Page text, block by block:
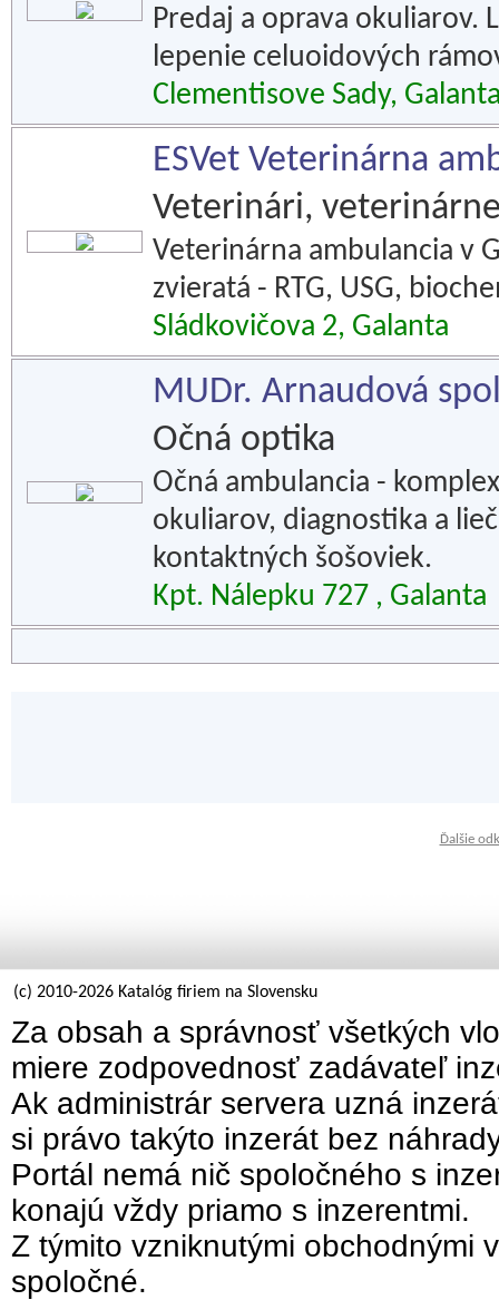
Predaj a oprava okuliarov.
lepenie celuoidových
Clementisove Sady,
ESVet Veterinárna
Veterinári,
Veterinárna ambulancia v
zvieratá - RTG, USG,
Sládkovičova 2, Galanta
MUDr. Arnaudová
Očná optika
Očná ambulancia -
okuliarov, diagnostika a
kontaktných šošoviek.
Kpt. Nálepku 727 , Galanta
Ďalšie
(c) 2010-2026 Katalóg firiem na Slovensku
Za obsah a správnosť všetkých
miere zodpovednosť zadávateľ
Ak administrár servera uzná
si právo takýto inzerát bez
Portál nemá nič spoločného s
konajú vždy priamo s inzerentmi.
Z týmito vzniknutými obchodnými
spoločné.